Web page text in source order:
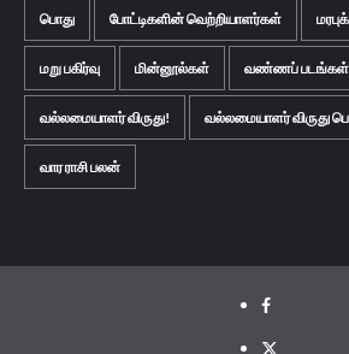
பொது போட்டிகளின் வெற்றியாளர்கள்
மறு பகிர்வு மின்னூல்கள் வண்ணப் படங்கள்
வல்லமையாளர் விருது! வல்லமையாளர் விருது
வார ராசி பலன்
Facebook
Twitter